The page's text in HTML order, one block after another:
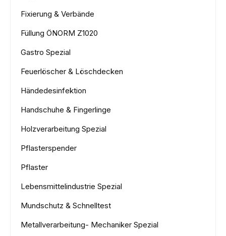
Fixierung & Verbände
Füllung ÖNORM Z1020
Gastro Spezial
Feuerlöscher & Löschdecken
Händedesinfektion
Handschuhe & Fingerlinge
Holzverarbeitung Spezial
Pflasterspender
Pflaster
Lebensmittelindustrie Spezial
Mundschutz & Schnelltest
Metallverarbeitung- Mechaniker Spezial